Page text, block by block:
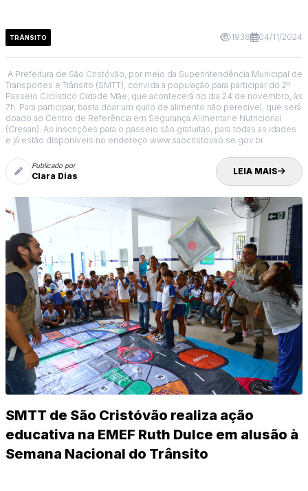
TRÂNSITO 1938 04/11/2024
A Prefeitura de São Cristóvão, por meio da Superintendência Municipal de
Transportes e Trânsito (SMTT), convida a população para participar do 2º
Passeio Ciclístico Cidade Mãe, que acontecerá no dia 24 de novembro, às
7h. Para participar, basta doar um quilo de alimento não perecível, que será
doado ao Centro de Referência em Segurança Alimentar e Nutricional
(Cresan). As inscrições para o passeio são gratuitas, para todas as idades
e já estão disponíveis no endereço www.saocristovao.se.gov.br.
Publicado por
Clara Dias LEIA MAIS
SMTT de São Cristóvão realiza ação
educativa na EMEF Ruth Dulce em alusão à
Semana Nacional do Trânsito